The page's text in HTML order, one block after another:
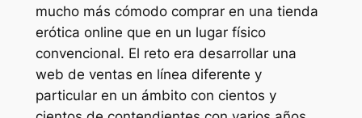
mucho más cómodo comprar en una tienda
erótica online que en un lugar físico
convencional. El reto era desarrollar una
web de ventas en línea diferente y
particular en un ámbito con cientos y